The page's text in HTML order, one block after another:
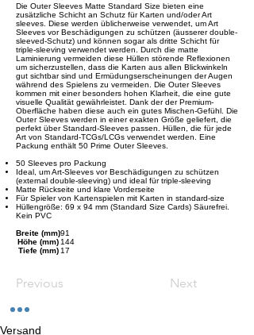
Die Outer Sleeves Matte Standard Size bieten eine
zusätzliche Schicht an Schutz für Karten und/oder Art
sleeves. Diese werden üblicherweise verwendet, um Art
Sleeves vor Beschädigungen zu schützen (äusserer double-
sleeved-Schutz) und können sogar als dritte Schicht für
triple-sleeving verwendet werden. Durch die matte
Laminierung vermeiden diese Hüllen störende Reflexionen
um sicherzustellen, dass die Karten aus allen Blickwinkeln
gut sichtbar sind und Ermüdungserscheinungen der Augen
während des Spielens zu vermeiden. Die Outer Sleeves
kommen mit einer besonders hohen Klarheit, die eine gute
visuelle Qualität gewährleistet. Dank der der Premium-
Oberfläche haben diese auch ein gutes Mischen-Gefühl. Die
Outer Sleeves werden in einer exakten Größe geliefert, die
perfekt über Standard-Sleeves passen. Hüllen, die für jede
Art von Standard-TCGs/LCGs verwendet werden. Eine
Packung enthält 50 Prime Outer Sleeves.
50 Sleeves pro Packung
Ideal, um Art-Sleeves vor Beschädigungen zu schützen
(external double-sleeving) und ideal für triple-sleeving
Matte Rückseite und klare Vorderseite
Für Spieler von Kartenspielen mit Karten in standard-size
Hüllengröße: 69 x 94 mm (Standard Size Cards) Säurefrei.
Kein PVC
Breite (mm)91
Höhe (mm) 144
Tiefe (mm) 17
Previous Next
Versand